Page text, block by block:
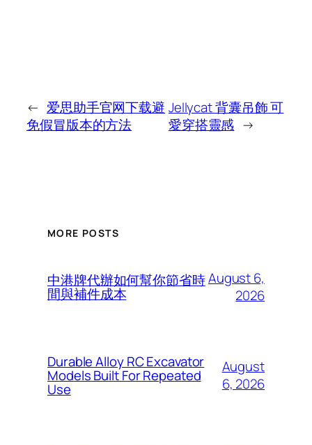
← 爱思助手官网下载避
免假冒版本的方法
Jellycat 背囊吊飾 可
愛穿搭靈感 →
MORE POSTS
中港牌代辦如何幫你節省時
間與補件成本
August 6,
2026
Durable Alloy RC Excavator
Models Built For Repeated
Use
August
6, 2026